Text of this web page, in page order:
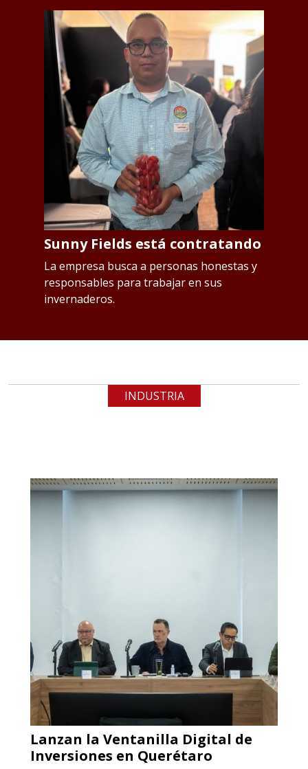
Sunny Fields está contratando
La empresa busca a personas honestas y
responsables para trabajar en sus
invernaderos.
INDUSTRIA
Lanzan la Ventanilla Digital de
Inversiones en Querétaro